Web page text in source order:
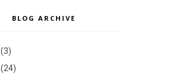
BLOG ARCHIVE
(3)
(24)